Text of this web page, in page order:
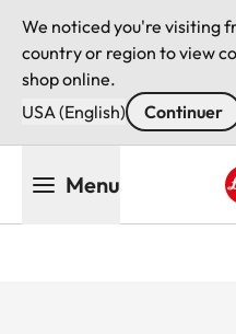
We noticed you're visiting
country or region to view
shop online.
USA (English)
Continuer
Menu